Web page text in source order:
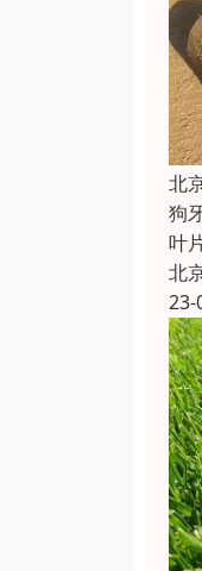
北
狗
叶
北
23-